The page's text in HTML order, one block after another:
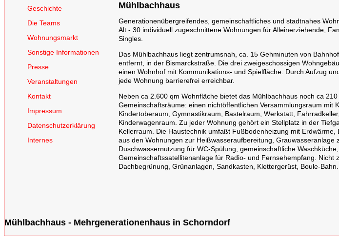
Geschichte
Die Teams
Wohnungsmarkt
Sonstige Informationen
Presse
Veranstaltungen
Kontakt
Impressum
Datenschutzerklärung
Internes
Mühlbachhaus
Generationenübergreifendes, gemeinschaftliches und stadtnahes
Alt - 30 individuell zugeschnittene Wohnungen für Alleinerziehende,
Singles.
Das Mühlbachhaus liegt zentrumsnah, ca. 15 Gehminuten von
entfernt, in der Bismarckstraße. Die drei zweigeschossigen
einen Wohnhof mit Kommunikations- und Spielfläche. Durch Aufzug
jede Wohnung barrierefrei erreichbar.
Neben ca 2.600 qm Wohnfläche bietet das Mühlbachhaus noch ca 210
Gemeinschaftsräume: einen nichtöffentlichen Versammlungsraum mit
Kindertoberaum, Gymnastikraum, Bastelraum, Werkstatt, Fahrradkeller,
Kinderwagenraum. Zu jeder Wohnung gehört ein Stellplatz in der
Kellerraum. Die Haustechnik umfaßt Fußbodenheizung mit Erdwärme,
aus den Wohnungen zur Heißwasseraufbereitung, Grauwasseranlage
Duschwassernutzung für WC-Spülung, gemeinschaftliche Waschküche,
Gemeinschaftssatellitenanlage für Radio- und Fernsehempfang. Nicht
Dachbegrünung, Grünanlagen, Sandkasten, Klettergerüst, Boule-Bahn.
Mühlbachhaus - Mehrgenerationenhaus in Schorndorf